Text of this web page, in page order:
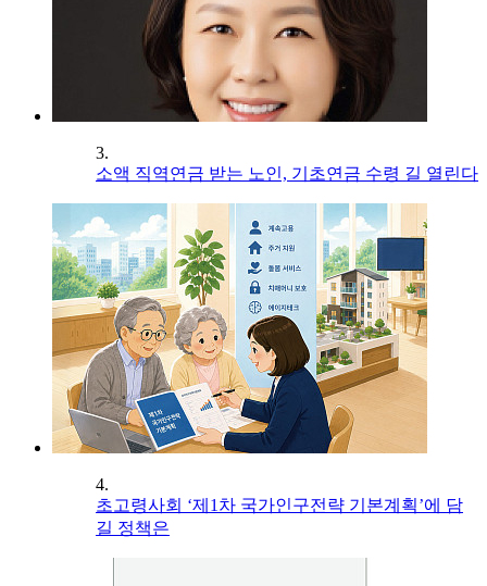
3.
소액 직역연금 받는 노인, 기초연금 수령 길 열린다
4.
초고령사회 ‘제1차 국가인구전략 기본계획’에 담
길 정책은